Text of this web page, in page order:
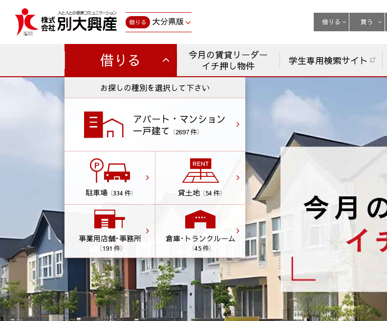
借りる 大分県版 借りる 買う
借りる
今月の賃貸リーダー
イチ押し物件
学生専用検索サイト
お探しの種別を選択して下さい
アパート・マンション
一戸建て （2697 件）
駐車場 （334 件） 貸土地 （54 件）
事業用店舗･事務所
（191 件）
倉庫･トランクルーム
（45 件）